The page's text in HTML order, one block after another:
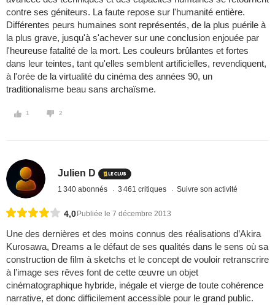
contre ses géniteurs. La faute repose sur l'humanité entière.
Différentes peurs humaines sont représentés, de la plus puérile à
la plus grave, jusqu'à s'achever sur une conclusion enjouée par
l'heureuse fatalité de la mort. Les couleurs brûlantes et fortes
dans leur teintes, tant qu'elles semblent artificielles, revendiquent,
à l'orée de la virtualité du cinéma des années 90, un
traditionalisme beau sans archaïsme.
1 2
Julien D
1 340 abonnés 3 461 critiques Suivre son activité
4,0 Publiée le 7 décembre 2013
Une des dernières et des moins connus des réalisations d’Akira
Kurosawa, Dreams a le défaut de ses qualités dans le sens où sa
construction de film à sketchs et le concept de vouloir retranscrire
à l’image ses rêves font de cette œuvre un objet
cinématographique hybride, inégale et vierge de toute cohérence
narrative, et donc difficilement accessible pour le grand public.